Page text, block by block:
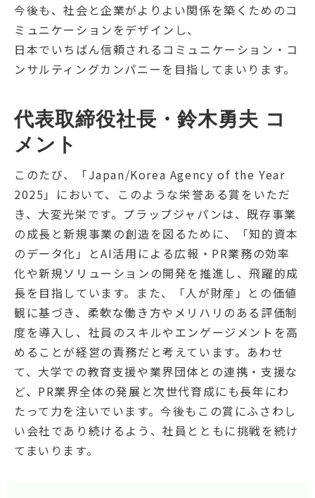
今後も、社会と企業がよりよい関係を築くためのコ
ミュニケーションをデザインし、
日本でいちばん信頼されるコミュニケーション・コ
ンサルティングカンパニーを目指してまいります。
代表取締役社長・鈴木勇夫 コ
メント
このたび、「Japan/Korea Agency of the Year
2025」において、このような栄誉ある賞をいただ
き、大変光栄です。プラップジャパンは、既存事業
の成長と新規事業の創造を図るために、「知的資本
のデータ化」とAI活用による広報・PR業務の効率
化や新規ソリューションの開発を推進し、飛躍的成
長を目指しています。また、「人が財産」との価値
観に基づき、柔軟な働き方やメリハリのある評価制
度を導入し、社員のスキルやエンゲージメントを高
めることが経営の責務だと考えています。あわせ
て、大学での教育支援や業界団体との連携・支援な
ど、PR業界全体の発展と次世代育成にも長年にわ
たって力を注いでいます。今後もこの賞にふさわし
い会社であり続けるよう、社員とともに挑戦を続け
てまいります。